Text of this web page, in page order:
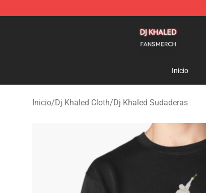
Inicio
Inicio/Dj Khaled Cloth/Dj Khaled Sudaderas